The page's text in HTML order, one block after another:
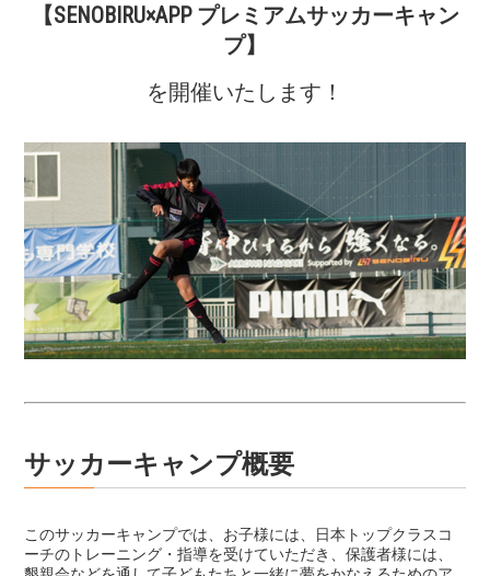
【SENOBIRU×APP プレミアムサッカーキャン
プ】
を開催いたします！
サッカーキャンプ概要
このサッカーキャンプでは、お子様には、日本トップクラスコ
ーチのトレーニング・指導を受けていただき、保護者様には、